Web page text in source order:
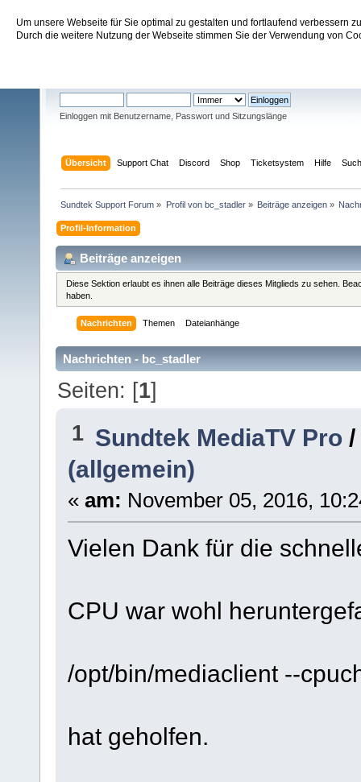
Um unsere Webseite für Sie optimal zu gestalten und fortlaufend verbessern
Durch die weitere Nutzung der Webseite stimmen Sie der Verwendung von
Sundtek Support Forum
Einloggen mit Benutzername, Passwort und Sitzungslänge
Übersicht Support Chat Discord Shop Ticketsystem Hilfe
Sundtek Support Forum » Profil von bc_stadler» Beiträge anzeigen»
Profil-Information
Beiträge anzeigen
Diese Sektion erlaubt es ihnen alle Beiträge dieses Mitglieds zu sehen.
haben.
Nachrichten Themen Dateianhänge
Nachrichten - bc_stadler
Seiten: [1]
1 Sundtek MediaTV Pro
(allgemein)
« am: November 05, 2016,
Vielen Dank für die
CPU war wohl
/opt/bin/mediaclient --
hat geholfen.